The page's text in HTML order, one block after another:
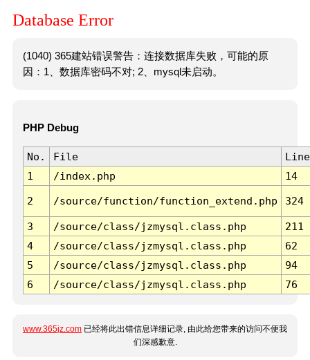
Database Error
(1040) 365建站错误警告：连接数据库失败，可能的原
因：1、数据库密码不对; 2、mysql未启动。
PHP Debug
No. File
Line
1
/index.php 14
2 /source/function/function_extend.php 324
3 /source/class/jzmysql.class.php
211
4
/source/class/jzmysql.class.php
62
5
/source/class/jzmysql.class.php
94
6
/source/class/jzmysql.class.php 76
www.365jz.com 已经将此出错信息详细记录, 由此给您带来的访问不便我
们深感歉意.